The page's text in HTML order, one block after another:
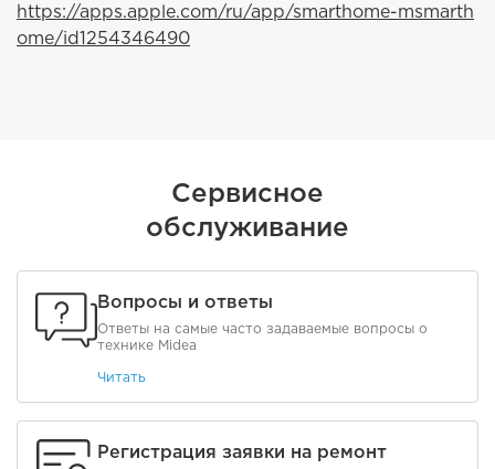
https://apps.apple.com/ru/app/smarthome-msmarth
ome/id1254346490
Сервисное
обслуживание
Вопросы и ответы
Ответы на самые часто задаваемые вопросы о
технике Midea
Читать
Регистрация заявки на ремонт